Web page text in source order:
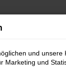
und unsere
und